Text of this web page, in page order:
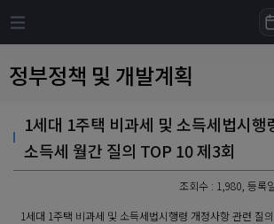
정부정책 및 개발계획
1세대 1주택 비과세 및 소득세법시
소득세 월간 질의 TOP 10 제3회
조회수 : 1,980, 등록
1세대 1주택 비과세 및 소득세법시행령 개정사항 관련 질